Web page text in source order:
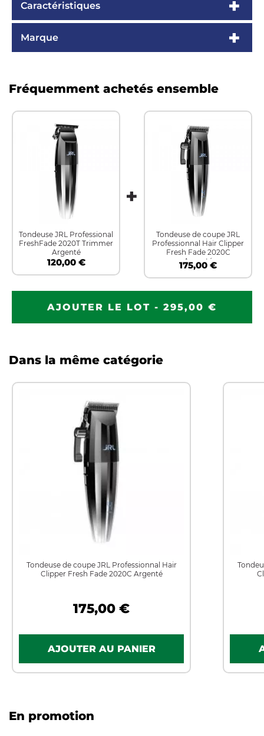
Caractéristiques
Marque
Fréquemment achetés ensemble
Tondeuse JRL Professional
FreshFade 2020T Trimmer
Argenté
120,00 €
Tondeuse de coupe JRL
Professionnal Hair Clipper
Fresh Fade 2020C
Argenté
175,00 €
AJOUTER LE LOT - 295,00 €
Dans la même catégorie
Tondeuse de coupe JRL Professionnal Hair
Clipper Fresh Fade 2020C Argenté
175,00 €
En promotion